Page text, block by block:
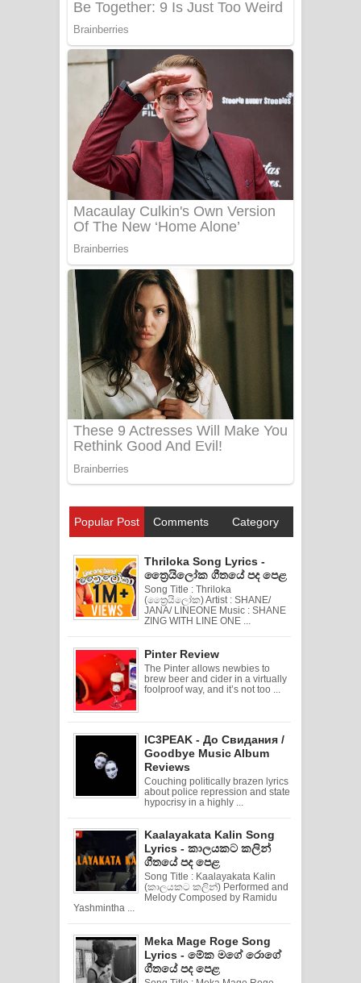
Popular Post Comments Category
Thriloka Song Lyrics -
ත්‍රෛයිලෝක ගීතයේ පද පෙළ
Song Title : Thriloka
(ත්‍රෛයිලෝක) Artist : SHANE/
JANA/ LINEONE Music : SHANE
ZING WITH LINE ONE ...
Pinter Review
The Pinter allows newbies to
brew beer and cider in a virtually
foolproof way, and it’s not too ...
IC3PEAK - До Свидания /
Goodbye Music Album
Reviews
Couching politically brazen lyrics
about police repression and state
hypocrisy in a highly ...
Kaalayakata Kalin Song
Lyrics - කාලයකට කලින්
ගීතයේ පද පෙළ
Song Title : Kaalayakata Kalin
(කාලයකට කලින්) Performed and
Melody Composed by Ramidu
Yashmintha ...
Meka Mage Roge Song
Lyrics - මේක මගේ රොගේ
ගීතයේ පද පෙළ